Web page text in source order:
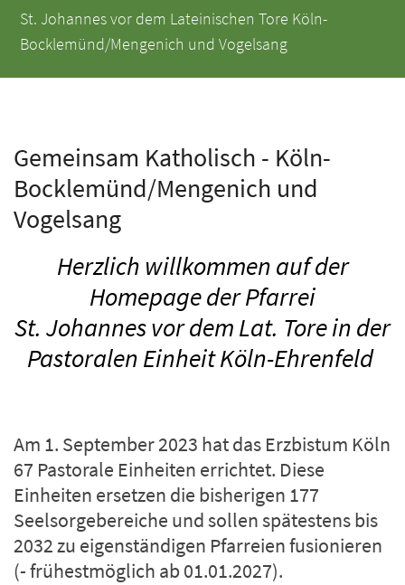
St. Johannes vor dem Lateinischen Tore Köln-
Bocklemünd/Mengenich und Vogelsang
Gemeinsam Katholisch - Köln-
Bocklemünd/Mengenich und
Vogelsang
Herzlich willkommen auf der
Homepage der Pfarrei
St. Johannes vor dem Lat. Tore in der
Pastoralen Einheit Köln-Ehrenfeld
Am 1. September 2023 hat das Erzbistum Köln
67 Pastorale Einheiten errichtet. Diese
Einheiten ersetzen die bisherigen 177
Seelsorgebereiche und sollen spätestens bis
2032 zu eigenständigen Pfarreien fusionieren
(- frühestmöglich ab 01.01.2027).